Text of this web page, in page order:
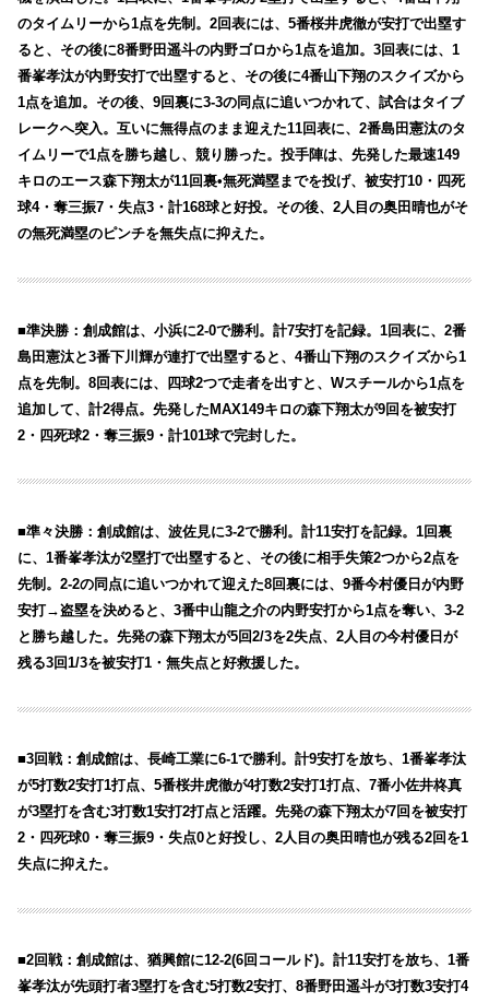
のタイムリーから1点を先制。2回表には、5番桜井虎徹が安打で出塁す
ると、その後に8番野田遥斗の内野ゴロから1点を追加。3回表には、1
番峯孝汰が内野安打で出塁すると、その後に4番山下翔のスクイズから
1点を追加。その後、9回裏に3-3の同点に追いつかれて、試合はタイブ
レークへ突入。互いに無得点のまま迎えた11回表に、2番島田憲汰のタ
イムリーで1点を勝ち越し、競り勝った。投手陣は、先発した最速149
キロのエース森下翔太が11回裏•無死満塁までを投げ、被安打10・四死
球4・奪三振7・失点3・計168球と好投。その後、2人目の奥田晴也がそ
の無死満塁のピンチを無失点に抑えた。
■準決勝：創成館は、小浜に2-0で勝利。計7安打を記録。1回表に、2番
島田憲汰と3番下川輝が連打で出塁すると、4番山下翔のスクイズから1
点を先制。8回表には、四球2つで走者を出すと、Wスチールから1点を
追加して、計2得点。先発したMAX149キロの森下翔太が9回を被安打
2・四死球2・奪三振9・計101球で完封した。
■準々決勝：創成館は、波佐見に3-2で勝利。計11安打を記録。1回裏
に、1番峯孝汰が2塁打で出塁すると、その後に相手失策2つから2点を
先制。2-2の同点に追いつかれて迎えた8回裏には、9番今村優日が内野
安打→盗塁を決めると、3番中山龍之介の内野安打から1点を奪い、3-2
と勝ち越した。先発の森下翔太が5回2/3を2失点、2人目の今村優日が
残る3回1/3を被安打1・無失点と好救援した。
■3回戦：創成館は、長崎工業に6-1で勝利。計9安打を放ち、1番峯孝汰
が5打数2安打1打点、5番桜井虎徹が4打数2安打1打点、7番小佐井柊真
が3塁打を含む3打数1安打2打点と活躍。先発の森下翔太が7回を被安打
2・四死球0・奪三振9・失点0と好投し、2人目の奥田晴也が残る2回を1
失点に抑えた。
■2回戦：創成館は、猶興館に12-2(6回コールド)。計11安打を放ち、1番
峯孝汰が先頭打者3塁打を含む5打数2安打、8番野田遥斗が3打数3安打4